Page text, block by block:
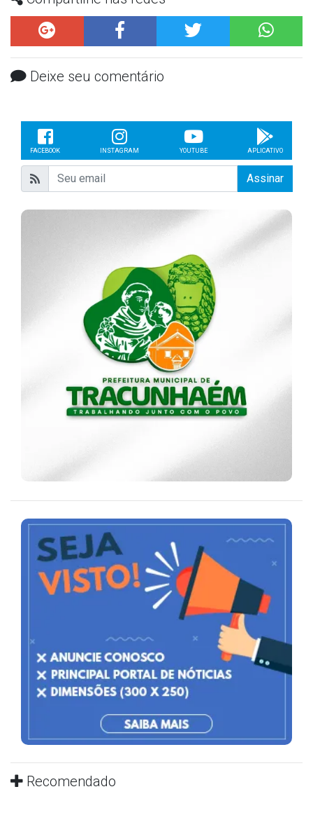
Deixe seu comentário
FACEBOOK INSTAGRAM YOUTUBE APLICATIVO
Assinar
Recomendado